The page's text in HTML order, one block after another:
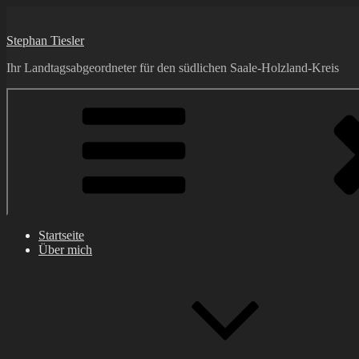
springen
Stephan Tiesler
Ihr Landtagsabgeordneter für den südlichen Saale-Holzland-Kreis
Startseite
Über mich